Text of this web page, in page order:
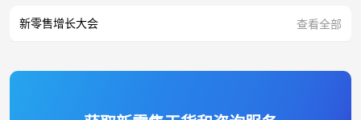
新零售增长大会 查看全部